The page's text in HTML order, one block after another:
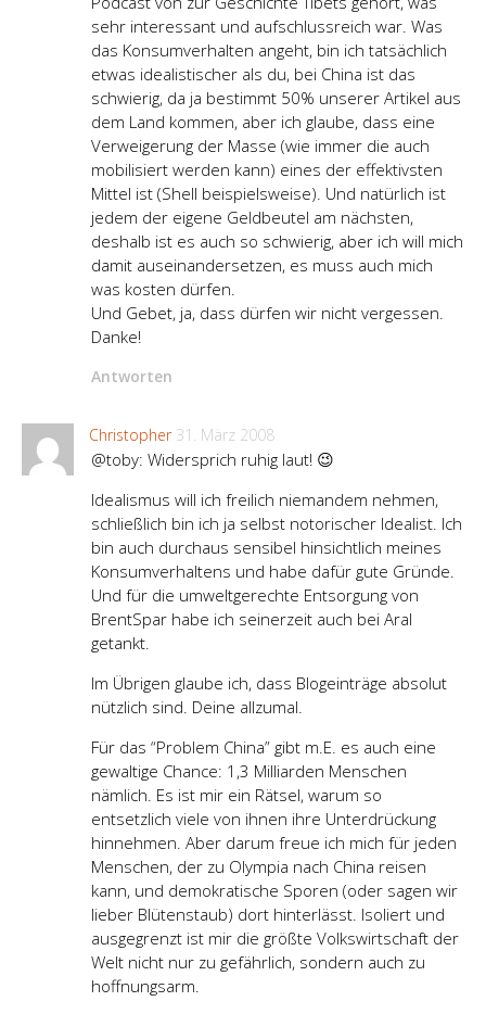
sehr interessant und aufschlussreich war. Was
das Konsumverhalten angeht, bin ich tatsächlich
etwas idealistischer als du, bei China ist das
schwierig, da ja bestimmt 50% unserer Artikel aus
dem Land kommen, aber ich glaube, dass eine
Verweigerung der Masse (wie immer die auch
mobilisiert werden kann) eines der effektivsten
Mittel ist (Shell beispielsweise). Und natürlich ist
jedem der eigene Geldbeutel am nächsten,
deshalb ist es auch so schwierig, aber ich will mich
damit auseinandersetzen, es muss auch mich
was kosten dürfen.
Und Gebet, ja, dass dürfen wir nicht vergessen.
Danke!
Antworten
Christopher 31. März 2008
@toby: Widersprich ruhig laut! 😉
Idealismus will ich freilich niemandem nehmen,
schließlich bin ich ja selbst notorischer Idealist. Ich
bin auch durchaus sensibel hinsichtlich meines
Konsumverhaltens und habe dafür gute Gründe.
Und für die umweltgerechte Entsorgung von
BrentSpar habe ich seinerzeit auch bei Aral
getankt.
Im Übrigen glaube ich, dass Blogeinträge absolut
nützlich sind. Deine allzumal.
Für das “Problem China” gibt m.E. es auch eine
gewaltige Chance: 1,3 Milliarden Menschen
nämlich. Es ist mir ein Rätsel, warum so
entsetzlich viele von ihnen ihre Unterdrückung
hinnehmen. Aber darum freue ich mich für jeden
Menschen, der zu Olympia nach China reisen
kann, und demokratische Sporen (oder sagen wir
lieber Blütenstaub) dort hinterlässt. Isoliert und
ausgegrenzt ist mir die größte Volkswirtschaft der
Welt nicht nur zu gefährlich, sondern auch zu
hoffnungsarm.